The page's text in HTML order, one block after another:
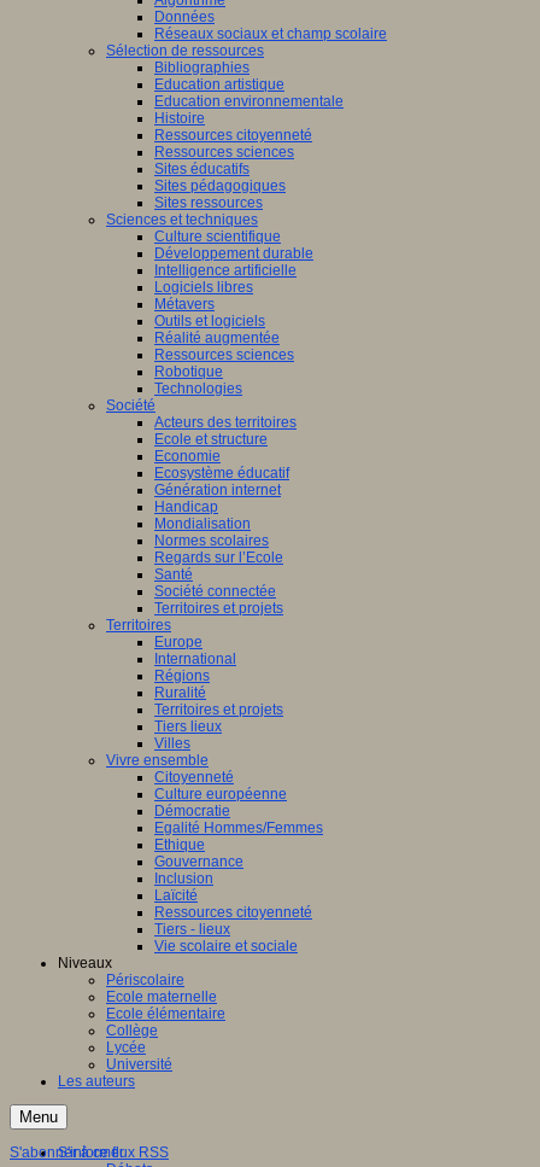
Données
Réseaux sociaux et champ scolaire
Sélection de ressources
Bibliographies
Education artistique
Education environnementale
Histoire
Ressources citoyenneté
Ressources sciences
Sites éducatifs
Sites pédagogiques
Sites ressources
Sciences et techniques
Culture scientifique
Développement durable
Intelligence artificielle
Logiciels libres
Métavers
Outils et logiciels
Réalité augmentée
Ressources sciences
Robotique
Technologies
Société
Acteurs des territoires
Ecole et structure
Economie
Ecosystème éducatif
Génération internet
Handicap
Mondialisation
Normes scolaires
Regards sur l’Ecole
Santé
Société connectée
Territoires et projets
Territoires
Europe
International
Régions
Ruralité
Territoires et projets
Tiers lieux
Villes
Vivre ensemble
Citoyenneté
Culture européenne
Démocratie
Egalité Hommes/Femmes
Ethique
Gouvernance
Inclusion
Laïcité
Ressources citoyenneté
Tiers - lieux
Vie scolaire et sociale
Niveaux
Périscolaire
Ecole maternelle
Ecole élémentaire
Collège
Lycée
Université
Les auteurs
Menu
S'informer
S'abonner à ce flux RSS